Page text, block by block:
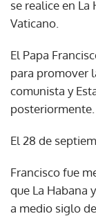
se realice en
Vaticano.
El Papa
para promover
comunista y
posteriormente.
El 28 de
Francisco fue
que La Habana
a medio siglo